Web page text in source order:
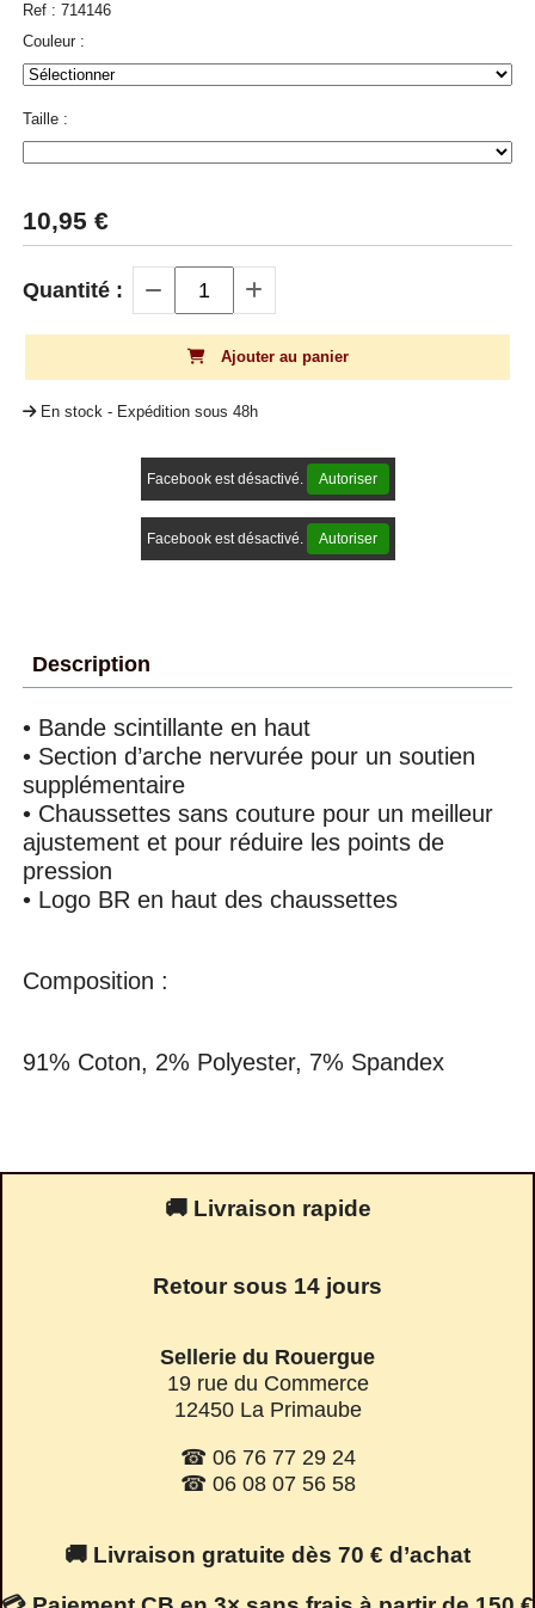
Ref : 714146
Couleur :
Taille :
10,95 €
Quantité :
Ajouter au panier
En stock - Expédition sous 48h
Facebook est désactivé. Autoriser
Facebook est désactivé. Autoriser
Description
• Bande scintillante en haut
• Section d’arche nervurée pour un soutien
supplémentaire
• Chaussettes sans couture pour un meilleur
ajustement et pour réduire les points de
pression
• Logo BR en haut des chaussettes
Composition :
91% Coton, 2% Polyester, 7% Spandex
🚚 Livraison rapide
Retour sous 14 jours
Sellerie du Rouergue
19 rue du Commerce
12450 La Primaube
☎ 06 76 77 29 24
☎ 06 08 07 56 58
🚚 Livraison gratuite dès 70 € d’achat